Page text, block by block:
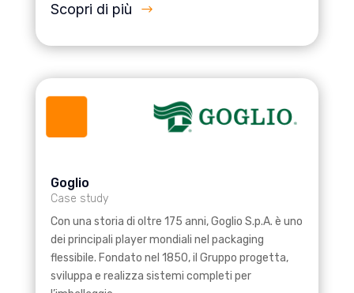
Scopri di più
Goglio
Case study
Con una storia di oltre 175 anni, Goglio S.p.A. è uno
dei principali player mondiali nel packaging
flessibile. Fondato nel 1850, il Gruppo progetta,
sviluppa e realizza sistemi completi per